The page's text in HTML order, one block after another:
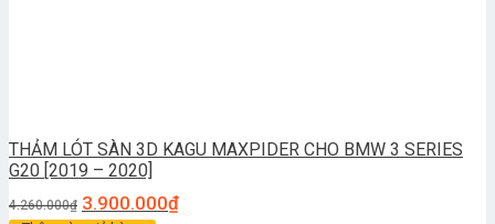
THẢM LÓT SÀN 3D KAGU MAXPIDER CHO BMW 3 SERIES
G20 [2019 – 2020]
4.260.000₫ 3.900.000₫